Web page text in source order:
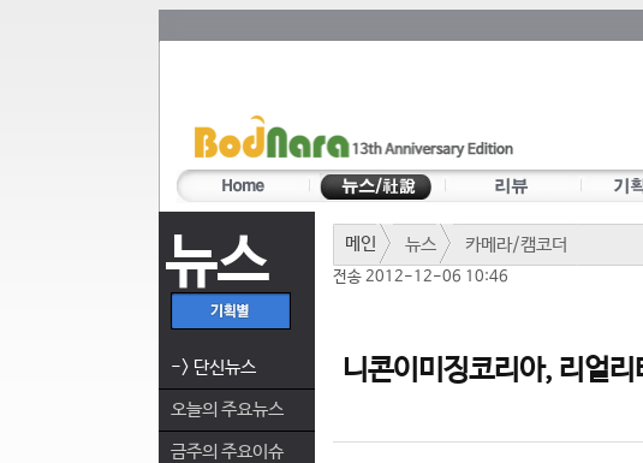
뉴스
-> 단신뉴스
오늘의 주요뉴스
금주의 주요이슈
메인 뉴스 카메라/캠코더
전송 2012-12-06 10:46
니콘이미징코리아, 리얼리